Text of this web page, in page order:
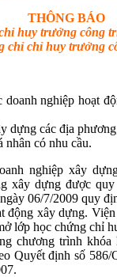
THÔNG BÁO
huy trưởng công
chỉ chỉ huy trưởng
hoạt động
các địa
có nhu cầu.
nghiệp xây
xây dựng được
06/7/2009 quy
động xây dựng.
lớp học chứng chỉ
chương trình
Quyết định số